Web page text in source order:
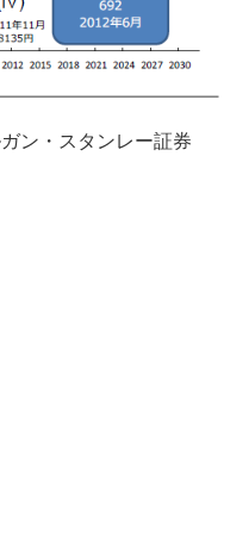
ン・スタンレー証券